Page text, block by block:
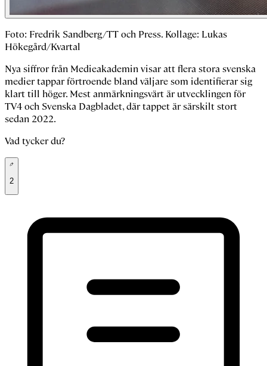
Foto: Fredrik Sandberg/TT och Press. Kollage: Lukas
Hökegård/Kvartal
Nya siffror från Medieakademin visar att flera stora svenska
medier tappar förtroende bland väljare som identifierar sig
klart till höger. Mest anmärkningsvärt är utvecklingen för
TV4 och Svenska Dagbladet, där tappet är särskilt stort
sedan 2022.
Vad tycker du?
2